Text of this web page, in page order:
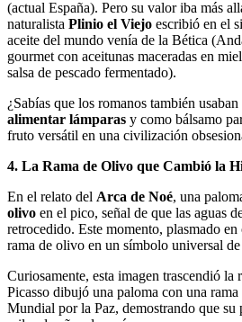
(actual España). Pero su valor iba más
naturalista Plinio el Viejo escribió en el
aceite del mundo venía de la Bética
gourmet con aceitunas maceradas en
salsa de pescado fermentado).
¿Sabías que los romanos también
alimentar lámparas y como bálsamo
fruto versátil en una civilización
4. La Rama de Olivo que Cambió la
En el relato del Arca de Noé, una
olivo en el pico, señal de que las aguas
retrocedido. Este momento, plasmado
rama de olivo en un símbolo universal de
Curiosamente, esta imagen trascendió
Picasso dibujó una paloma con una
Mundial por la Paz, demostrando que su